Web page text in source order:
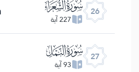
26 ﮦ
227 آية
27 ﮧ
93 آية